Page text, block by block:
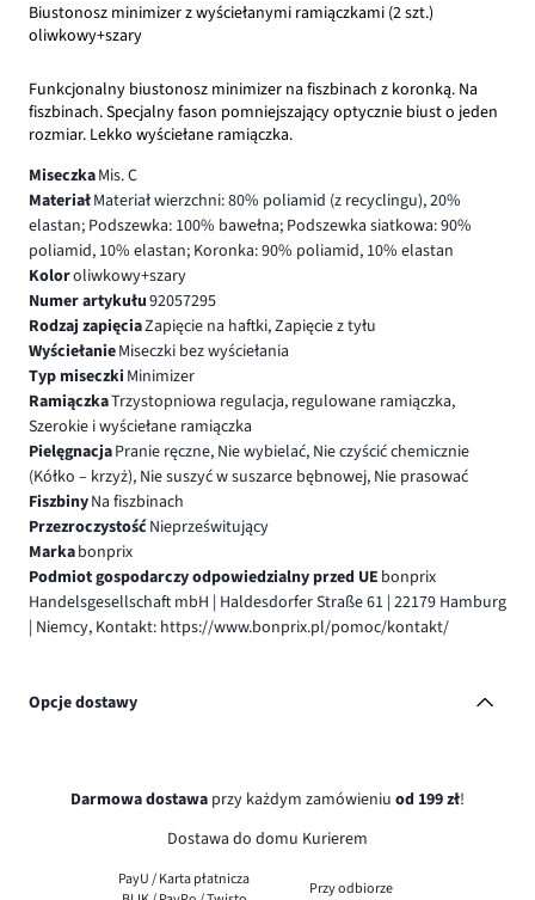
Biustonosz minimizer z wyściełanymi ramiączkami (2 szt.)
oliwkowy+szary
Funkcjonalny biustonosz minimizer na fiszbinach z koronką. Na
fiszbinach. Specjalny fason pomniejszający optycznie biust o jeden
rozmiar. Lekko wyściełane ramiączka.
MiseczkaMis. C
MateriałMateriał wierzchni: 80% poliamid (z recyclingu), 20%
elastan; Podszewka: 100% bawełna; Podszewka siatkowa: 90%
poliamid, 10% elastan; Koronka: 90% poliamid, 10% elastan
Koloroliwkowy+szary
Numer artykułu92057295
Rodzaj zapięciaZapięcie na haftki, Zapięcie z tyłu
WyściełanieMiseczki bez wyściełania
Typ miseczki Minimizer
RamiączkaTrzystopniowa regulacja, regulowane ramiączka,
Szerokie i wyściełane ramiączka
PielęgnacjaPranie ręczne, Nie wybielać, Nie czyścić chemicznie
(Kółko – krzyż), Nie suszyć w suszarce bębnowej, Nie prasować
FiszbinyNa fiszbinach
PrzezroczystośćNieprześwitujący
Markabonprix
Podmiot gospodarczy odpowiedzialny przed UE bonprix
Handelsgesellschaft mbH | Haldesdorfer Straße 61 | 22179 Hamburg
| Niemcy, Kontakt: https://www.bonprix.pl/pomoc/kontakt/
Opcje dostawy
Darmowa dostawa przy każdym zamówieniu od 199 zł!
Dostawa do domu Kurierem
PayU / Karta płatnicza
Przy odbiorze